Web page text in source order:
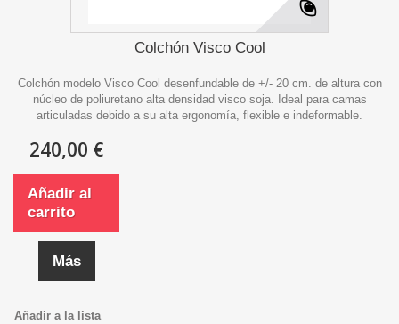
Colchón Visco Cool
Colchón modelo Visco Cool desenfundable de +/- 20 cm. de altura con
núcleo de poliuretano alta densidad visco soja. Ideal para camas
articuladas debido a su alta ergonomía, flexible e indeformable.
240,00 €
Añadir al
carrito
Más
Añadir a la lista